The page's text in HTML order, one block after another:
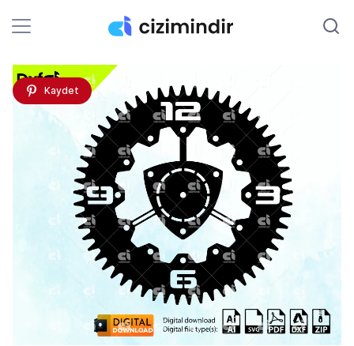
Kaydet